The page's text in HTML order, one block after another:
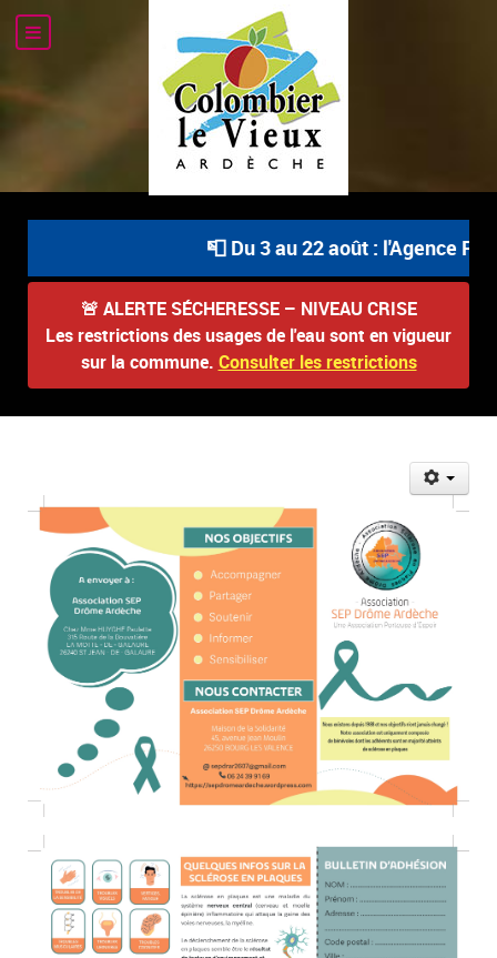
📮 Du 3 au 22 août : l'Agence
🚨 ALERTE SÉCHERESSE – NIVEAU CRISE
Les restrictions des usages de l'eau sont en vigueur
sur la commune. Consulter les restrictions